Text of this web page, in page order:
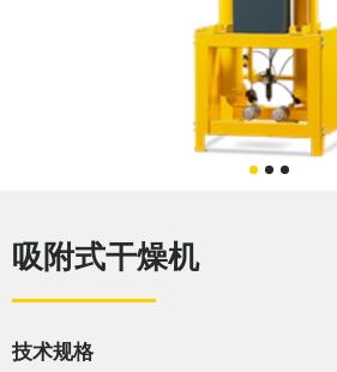
吸附式干燥机
技术规格